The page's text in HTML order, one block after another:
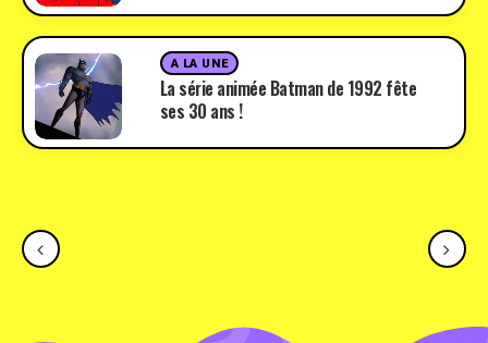
A LA UNE
La série animée Batman de 1992 fête
ses 30 ans !